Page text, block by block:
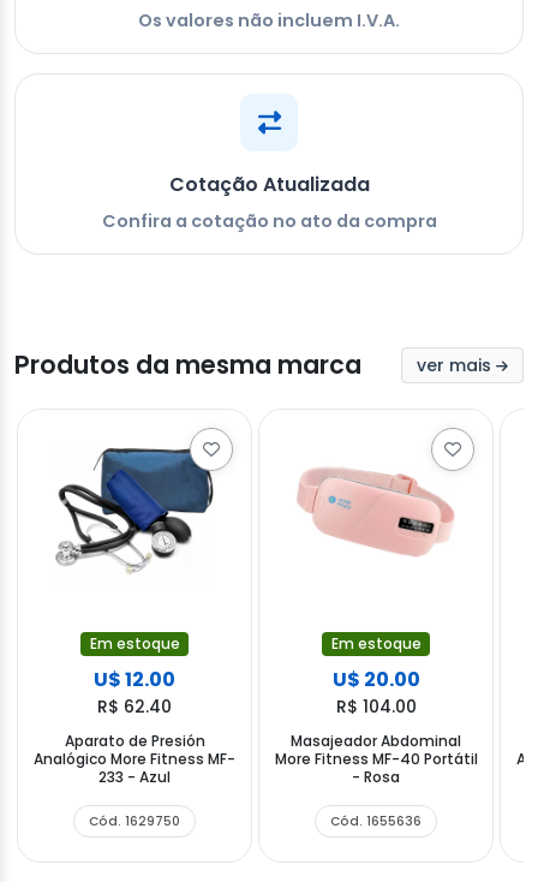
Os valores não incluem I.V.A.
Cotação Atualizada
Confira a cotação no ato da compra
Produtos da mesma marca ver mais
Em estoque
U$ 12.00
R$ 62.40
Aparato de Presión
Analógico More Fitness MF-
233 - Azul
Cód. 1629750
Em estoque
U$ 20.00
R$ 104.00
Masajeador Abdominal
More Fitness MF-40 Portátil
- Rosa
Cód. 1655636